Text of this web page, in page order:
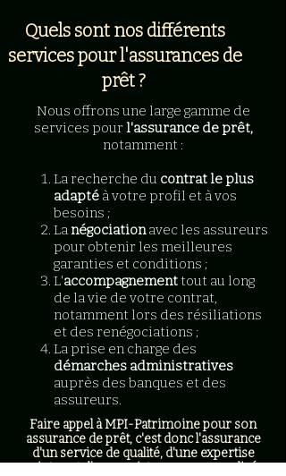
Quels sont nos différents
services pour l'assurances de
prêt ?
​Nous offrons une large gamme de
services pourl'assurance de prêt,
notamment :
La recherche du contrat le plus
adapté à votre profil et à vos
besoins ;
Lanégociationavec les assureurs
pour obtenir les meilleures
garanties et conditions ;
L'accompagnementtout au long
de la vie de votre contrat,
notamment lors des résiliations
et des renégociations ;
La prise en charge des
démarches administratives
auprès des banques et des
assureurs.
Faire appel à MPI-Patrimoine pour son
assurance de prêt, c'est donc l'assurance
d'un service de qualité, d'une expertise
pointue et d'une assistance personnalisée